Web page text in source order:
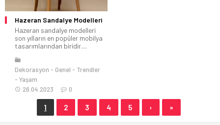
Hazeran Sandalye Modelleri
Hazeran sandalye modelleri
son yılların en popüler mobilya
tasarımlarından biridir....
Dekorasyon Genel
Trendler
Yaşam
26.04.2023
0
1 2 3 4 5 › »